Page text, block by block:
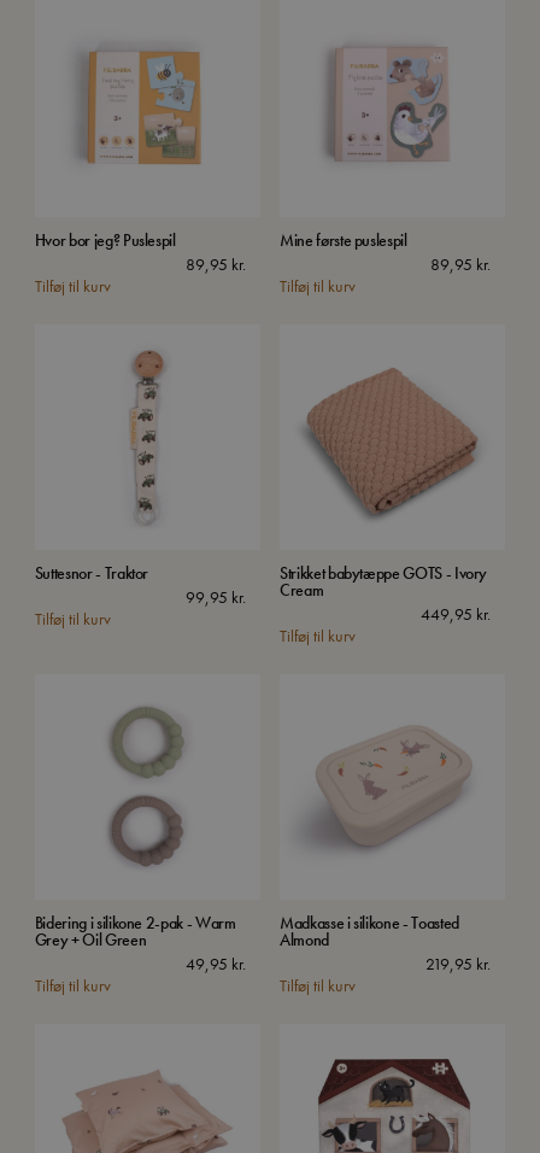
Hvor bor jeg? Puslespil
89,95 kr.
Tilføj til kurv
Mine første puslespil
89,95 kr.
Tilføj til kurv
Suttesnor - Traktor
99,95 kr.
Tilføj til kurv
Strikket babytæppe GOTS - Ivory
Cream
449,95 kr.
Tilføj til kurv
Bidering i silikone 2-pak - Warm
Grey + Oil Green
49,95 kr.
Tilføj til kurv
Madkasse i silikone - Toasted
Almond
219,95 kr.
Tilføj til kurv